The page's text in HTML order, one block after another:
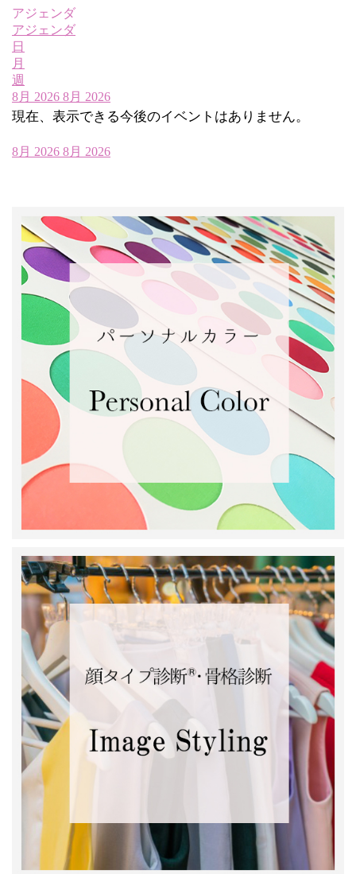
アジェンダ
アジェンダ
日
月
週
8月 2026 8月 2026
現在、表示できる今後のイベントはありません。
8月 2026 8月 2026